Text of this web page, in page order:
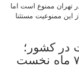
ممنوع است اما
ممنوعیت مستثنا
در کشور؛
ثبت بیش از ۷۰۰۰ حادثه در ۷ ماه نخست